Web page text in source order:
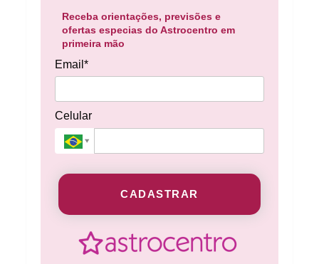
Receba orientações, previsões e
ofertas especias do Astrocentro em
primeira mão
Email*
Celular
CADASTRAR